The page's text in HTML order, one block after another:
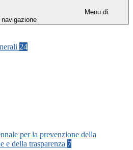
Menu di
navigazione
24
per la prevenzione della
e della trasparenza 7